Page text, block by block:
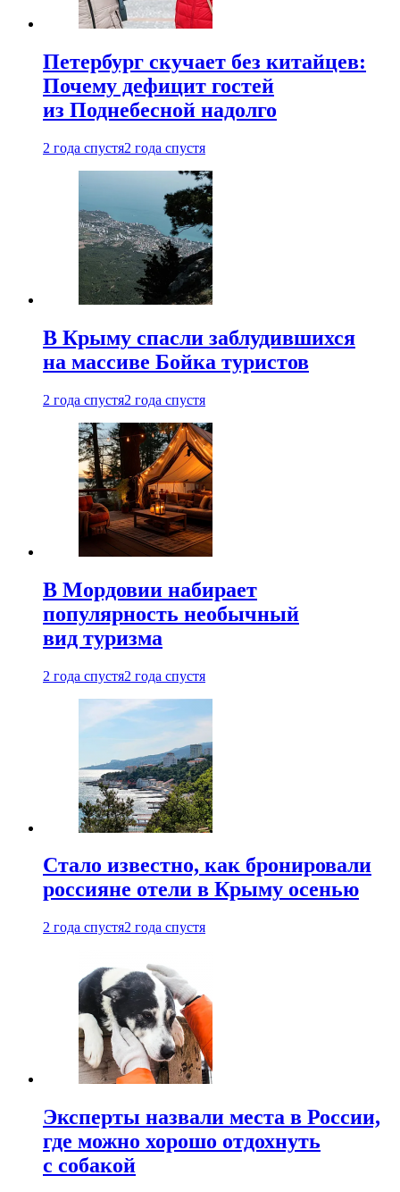
Петербург скучает без китайцев:
Почему дефицит гостей
из Поднебесной надолго
2 года спустя2 года спустя
В Крыму спасли заблудившихся
на массиве Бойка туристов
2 года спустя2 года спустя
В Мордовии набирает
популярность необычный
вид туризма
2 года спустя2 года спустя
Стало известно, как бронировали
россияне отели в Крыму осенью
2 года спустя2 года спустя
Эксперты назвали места в России,
где можно хорошо отдохнуть
с собакой